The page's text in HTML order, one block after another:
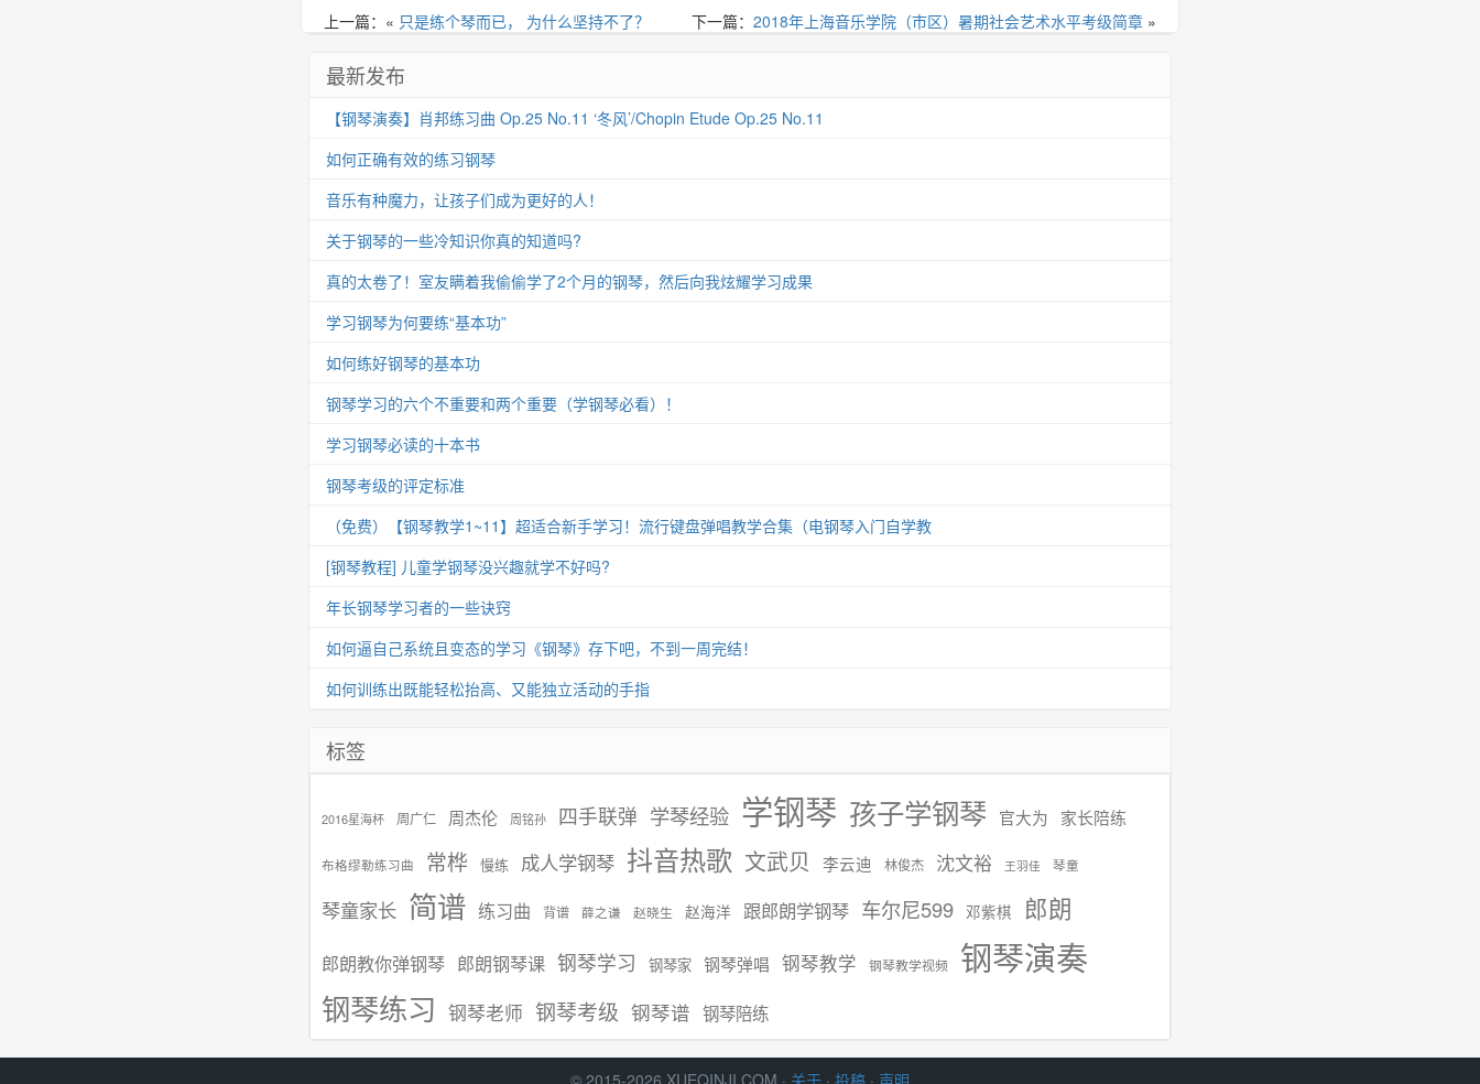
下一篇： 2018年上海音乐学院（市区）暑期社会艺术水平考级简章 »
上一篇：« 只是练个琴而已， 为什么坚持不了？
最新发布
【钢琴演奏】肖邦练习曲 Op.25 No.11 ‘冬风’/Chopin Etude Op.25 No.11
如何正确有效的练习钢琴
音乐有种魔力，让孩子们成为更好的人！
关于钢琴的一些冷知识你真的知道吗?
真的太卷了！室友瞒着我偷偷学了2个月的钢琴，然后向我炫耀学习成果
学习钢琴为何要练“基本功”
如何练好钢琴的基本功
钢琴学习的六个不重要和两个重要（学钢琴必看）！
学习钢琴必读的十本书
钢琴考级的评定标准
（免费）【钢琴教学1~11】超适合新手学习！流行键盘弹唱教学合集（电钢琴入门自学教
[钢琴教程] 儿童学钢琴没兴趣就学不好吗?
年长钢琴学习者的一些诀窍
如何逼自己系统且变态的学习《钢琴》存下吧，不到一周完结！
如何训练出既能轻松抬高、又能独立活动的手指
标签
2016星海杯 周广仁 周杰伦 周铭孙 四手联弹 学琴经验 学钢琴 孩子学钢琴 官大为 家长陪练
布格缪勒练习曲 常桦 慢练 成人学钢琴 抖音热歌 文武贝 李云迪 林俊杰 沈文裕 王羽佳 琴童
琴童家长 简谱 练习曲 背谱 薛之谦 赵晓生 赵海洋 跟郎朗学钢琴 车尔尼599 邓紫棋 郎朗
郎朗教你弹钢琴 郎朗钢琴课 钢琴学习 钢琴家 钢琴弹唱 钢琴教学 钢琴教学视频 钢琴演奏
钢琴练习 钢琴老师 钢琴考级 钢琴谱 钢琴陪练
© 2015-2026 XUEQINJI.COM · 关于 · 投稿 · 声明